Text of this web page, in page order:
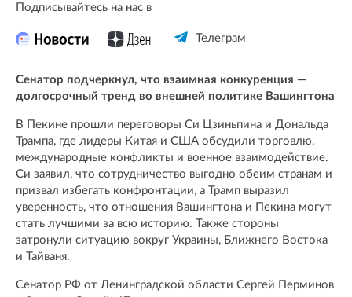
Подписывайтесь на нас в
Телеграм
Сенатор подчеркнул, что взаимная конкуренция —
долгосрочный тренд во внешней политике Вашингтона
В Пекине прошли переговоры Си Цзиньпина и Дональда
Трампа, где лидеры Китая и США обсудили торговлю,
международные конфликты и военное взаимодействие.
Си заявил, что сотрудничество выгодно обеим странам и
призвал избегать конфронтации, а Трамп выразил
уверенность, что отношения Вашингтона и Пекина могут
стать лучшими за всю историю. Также стороны
затронули ситуацию вокруг Украины, Ближнего Востока
и Тайваня.
Сенатор РФ от Ленинградской области Сергей Перминов